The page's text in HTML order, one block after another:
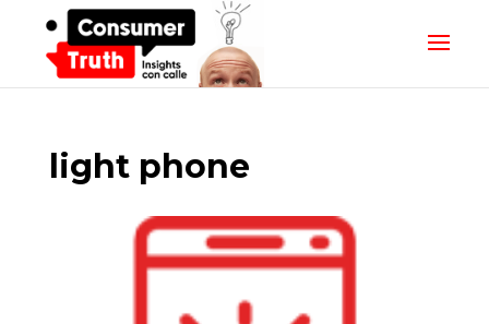
light phone